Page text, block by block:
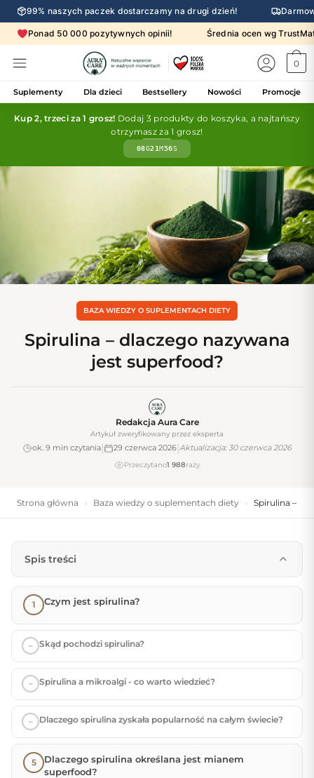
99% naszych paczek dostarczamy na drugi dzień!
Ponad 50 000 pozytywnych opinii! Średnia ocen wg
0
Suplementy Dla dzieci Bestsellery Nowości Promocje
Kup 2, trzeci za 1 grosz! Dodaj 3 produkty do koszyka, a najtańszy
otrzymasz za 1 grosz!
08G21M55S
BAZA WIEDZY O SUPLEMENTACH DIETY
Spirulina – dlaczego nazywana
jest superfood?
Redakcja Aura Care
Artykuł zweryfikowany przez eksperta
ok. 9 min czytania| 29 czerwca 2026|Aktualizacja: 30 czerwca 2026
Przeczytano1 988razy
Strona główna › Baza wiedzy o suplementach diety › Spirulina –
Spis treści
Czym jest spirulina?
Skąd pochodzi spirulina?
Spirulina a mikroalgi - co warto wiedzieć?
Dlaczego spirulina zyskała popularność na całym świecie?
Dlaczego spirulina określana jest mianem
superfood?